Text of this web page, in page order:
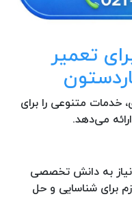
تعمیر
خدمات متنوعی را برای
می‌دهد.
به دانش تخصصی
برای شناسایی و حل